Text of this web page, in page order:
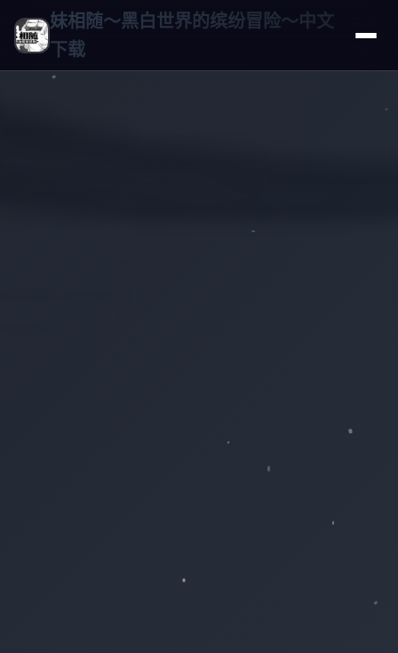
妹相随～黑白世界的缤纷冒险～中文
下载